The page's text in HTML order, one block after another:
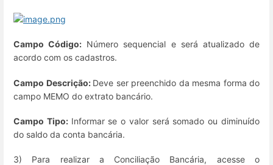
Campo Código: Número sequencial e será atualizado de
acordo com os cadastros.
Campo Descrição: Deve ser preenchido da mesma forma do
campo MEMO do extrato bancário.
Campo Tipo: Informar se o valor será somado ou diminuído
do saldo da conta bancária.
3) Para realizar a Conciliação Bancária, acesse o